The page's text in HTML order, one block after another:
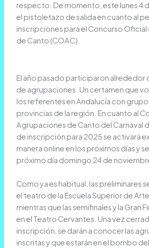
respecto. De momento, este lunes 4
el pistoletazo de salida en cuanto al
inscripciones para el Concurso
de Canto (COAC).
El año pasado participaron alrededor
de agrupaciones. Un certamen que
los referentes en Andalucía con
provincias de la región. En cuanto al
Agrupaciones de Canto del Carnaval
de inscripción para 2025 se activará
manera online en los próximos días y
próximo día domingo 24 de
Como ya es habitual, las preliminares
el teatro de la Escuela Superior de
mientras que las semifinales y la Gran
en el Teatro Cervantes. Una vez
inscripción, se darán a conocer las
inscritas y que estarán en el bombo